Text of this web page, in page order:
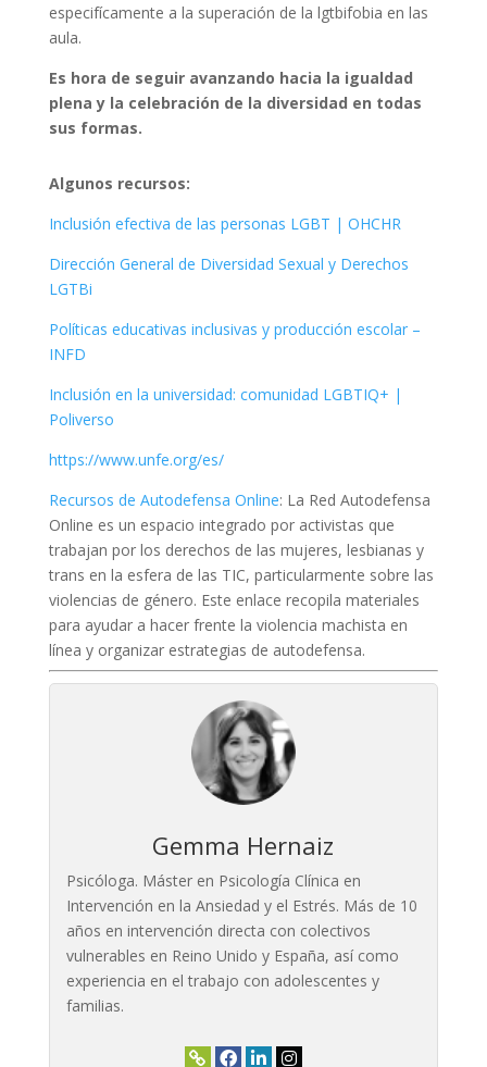
especifícamente a la superación de la lgtbifobia en las
aula.
Es hora de seguir avanzando hacia la igualdad
plena y la celebración de la diversidad en todas
sus formas.
Algunos recursos:
Inclusión efectiva de las personas LGBT | OHCHR
Dirección General de Diversidad Sexual y Derechos
LGTBi
Políticas educativas inclusivas y producción escolar –
INFD
Inclusión en la universidad: comunidad LGBTIQ+ |
Poliverso
https://www.unfe.org/es/
Recursos de Autodefensa Online: La Red Autodefensa
Online es un espacio integrado por activistas que
trabajan por los derechos de las mujeres, lesbianas y
trans en la esfera de las TIC, particularmente sobre las
violencias de género. Este enlace recopila materiales
para ayudar a hacer frente la violencia machista en
línea y organizar estrategias de autodefensa.
Gemma Hernaiz
Psicóloga. Máster en Psicología Clínica en
Intervención en la Ansiedad y el Estrés. Más de 10
años en intervención directa con colectivos
vulnerables en Reino Unido y España, así como
experiencia en el trabajo con adolescentes y
familias.